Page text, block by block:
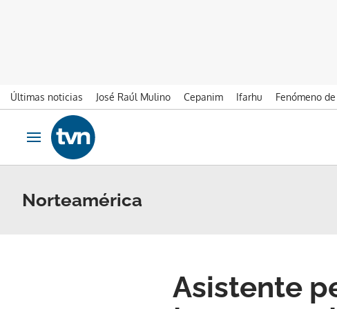
Últimas noticias José Raúl Mulino Cepanim Ifarhu Fenómeno
Ir al contenido
Obrir navegació
Norteamérica
Asistente